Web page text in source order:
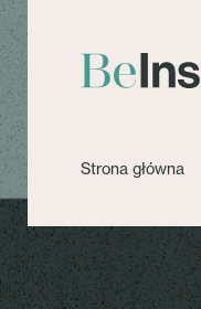
Strona główna